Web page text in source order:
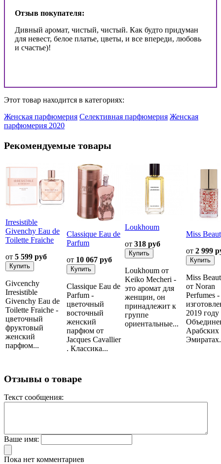
Отзыв покупателя:
Дивный аромат, чистый, чистый. Как будто придуман
для невест, белое платье, цветы, и все впереди, любовь
и счастье)!
Этот товар находится в категориях:
Женская парфюмерия Селективная парфюмерия Женская
парфюмерия 2020
Рекомендуемые товары
Irresistible
Givenchy Eau de
Toilette Fraiche
от 5 599 руб
Givcenchy
Irresistible
Givenchy Eau de
Toilette Fraiche -
цветочный
фруктовый
женский
парфюм...
Classique Eau de
Parfum
от 10 067 руб
Classique Eau de
Parfum -
цветочный
восточный
женский
парфюм от
Jacques Cavallier
. Классика...
Loukhoum
от 318 руб
Loukhoum от
Keiko Mecheri -
это аромат для
женщин, он
принадлежит к
группе
ориентальные...
Miss
от 2 999
Miss
от Noran
Perfumes -
2019 году
Арабских
Отзывы о товаре
Текст сообщения:
Ваше имя:
Пока нет комментариев